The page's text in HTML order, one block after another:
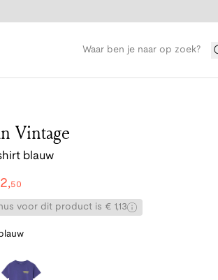
Vintage
blauw
,50
voor dit product is € 1,13
blauw